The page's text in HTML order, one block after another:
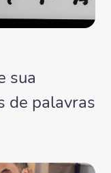
sua
de palavras